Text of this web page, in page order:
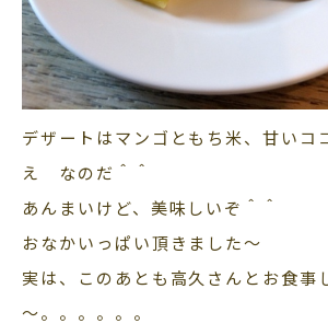
デザートはマンゴともち米、甘いコ
え なのだ＾＾
あんまいけど、美味しいぞ＾＾
おなかいっぱい頂きました～
実は、このあとも高久さんとお食事
～。。。。。。